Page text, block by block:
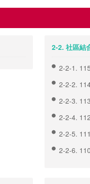
2-2. 社區結
2-2-1.
2-2-2.
2-2-3.
2-2-4.
2-2-5.
2-2-6.